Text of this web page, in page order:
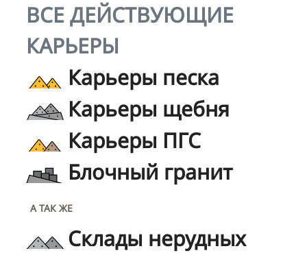
ВСЕ ДЕЙСТВУЮЩИЕ
КАРЬЕРЫ
Карьеры песка
Карьеры щебня
Карьеры ПГС
Блочный гранит
А ТАК ЖЕ
Склады нерудных